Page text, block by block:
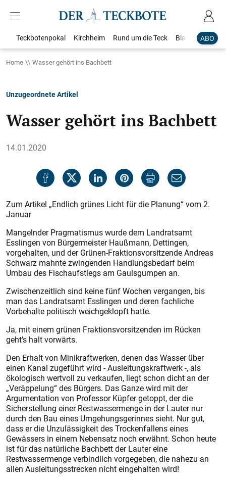
ABO
Teckbotenpokal Kirchheim Rund um die Teck Blaulicht
Home Wasser gehört ins Bachbett
Unzugeordnete Artikel
Wasser gehört ins Bachbett
14.01.2020
Zum Artikel „Endlich grünes Licht für die Planung“ vom 2.
Januar
Mangelnder Pragmatismus wurde dem Landratsamt
Esslingen von Bürgermeister Haußmann, Dettingen,
vorgehalten, und der Grünen-Fraktionsvorsitzende Andreas
Schwarz mahnte zwingenden Handlungsbedarf beim
Umbau des Fischaufstiegs am Gaulsgumpen an.
Zwischenzeitlich sind keine fünf Wochen vergangen, bis
man das Landratsamt Esslingen und deren fachliche
Vorbehalte politisch weichgeklopft hatte.
Ja, mit einem grünen Fraktionsvorsitzenden im Rücken
geht’s halt vorwärts.
Den Erhalt von Minikraftwerken, denen das Wasser über
einen Kanal zugeführt wird - Ausleitungskraftwerk -, als
ökologisch wertvoll zu verkaufen, liegt schon dicht an der
„Veräppelung“ des Bürgers. Das Ganze wird mit der
Argumentation von Professor Küpfer getoppt, der die
Sicherstellung einer Restwassermenge in der Lauter nur
durch den Bau eines Umgehungsgerinnes sieht. Nur gut,
dass er die Unzulässigkeit des Trockenfallens eines
Gewässers in einem Nebensatz noch erwähnt. Schon heute
ist für das natürliche Bachbett der Lauter eine
Restwassermenge verbindlich vorgegeben, die nahezu an
allen Ausleitungsstrecken nicht eingehalten wird!